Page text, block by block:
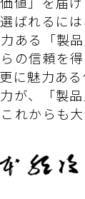
ばれるに
ある「製品
の信頼を
に魅力ある
が、「製
からも大